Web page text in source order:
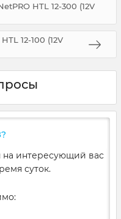
HTL 12-300 (12V
12-100 (12V
на интересующий вас
суток.